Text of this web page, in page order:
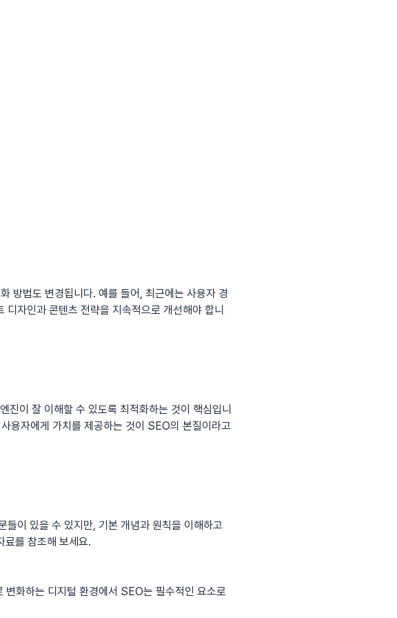
방법도 변경됩니다. 예를 들어, 최근에는 사용자 경
자인과 콘텐츠 전략을 지속적으로 개선해야 합니
진이 잘 이해할 수 있도록 최적화하는 것이 핵심입니
용자에게 가치를 제공하는 것이 SEO의 본질이라고
이 있을 수 있지만, 기본 개념과 원칙을 이해하고
료를 참조해 보세요.
화하는 디지털 환경에서 SEO는 필수적인 요소로